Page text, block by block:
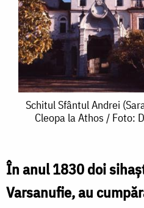
Schitul
Sfântul
(Sarai)
–
Schitul Sfântul Andrei
Cleopa la Athos / Foto:
În anul 1830 doi
Varsanufie, au